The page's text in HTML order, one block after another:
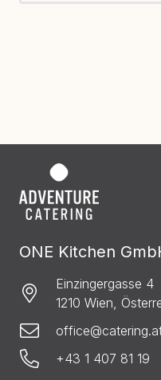
ONE Kitchen
Einzingergasse 4
1210 Wien,
+43 1 407 81 19